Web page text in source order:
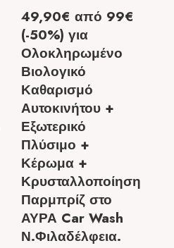
49,90€ από 99€
(-50%) για
Ολοκληρωμένο
Βιολογικό
Καθαρισμό
Αυτοκινήτου +
Εξωτερικό
Πλύσιμο +
Κέρωμα +
Κρυσταλλοποίηση
Παρμπρίζ στο
ΑΥΡΑ Car Wash
Ν.Φιλαδέλφεια.